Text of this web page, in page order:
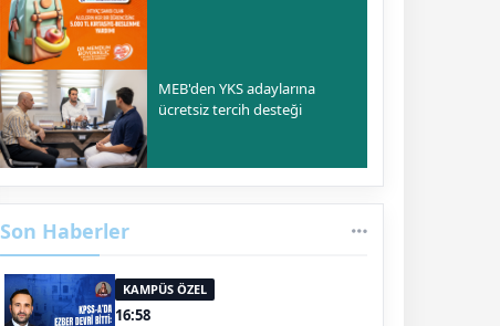
MEB'den YKS adaylarına
ücretsiz tercih desteği
Son Haberler
KAMPÜS ÖZEL
16:58